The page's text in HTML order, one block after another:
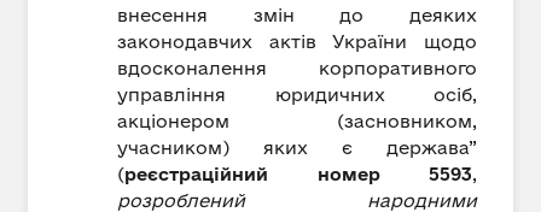
внесення змін до деяких
законодавчих актів України щодо
вдосконалення корпоративного
управління юридичних осіб,
акціонером (засновником,
учасником) яких є держава”
(реєстраційний номер 5593,
розроблений народними